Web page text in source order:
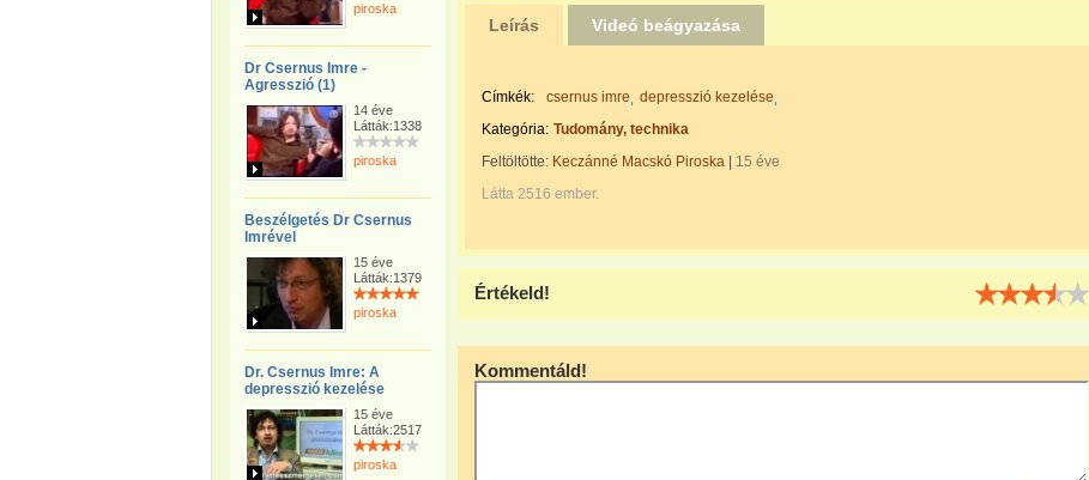
piroska
Dr Csernus Imre -
Agresszió (1)
14 éve
Látták:1338
piroska
Beszélgetés Dr Csernus
Imrével
15 éve
Látták:1379
piroska
Dr. Csernus Imre: A
depresszió kezelése
15 éve
Látták:2517
piroska
Leírás Videó beágyazása
Címkék: csernus imre
depresszió kezelése
Kategória: Tudomány, technika
Feltöltötte: Keczánné Macskó Piroska
15 éve
Látta 2516 ember.
Értékeld!
Kommentáld!